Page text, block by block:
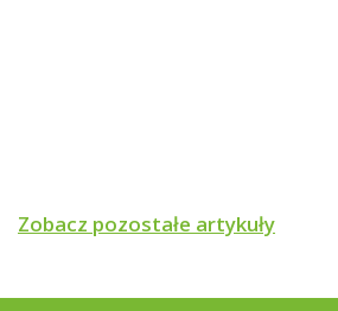
Zobacz pozostałe artykuły